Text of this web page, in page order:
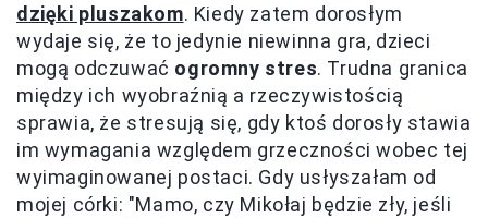
dzięki pluszakom. Kiedy zatem dorosłym
wydaje się, że to jedynie niewinna gra, dzieci
mogą odczuwać ogromny stres. Trudna granica
między ich wyobraźnią a rzeczywistością
sprawia, że stresują się, gdy ktoś dorosły stawia
im wymagania względem grzeczności wobec tej
wyimaginowanej postaci. Gdy usłyszałam od
mojej córki: "Mamo, czy Mikołaj będzie zły, jeśli